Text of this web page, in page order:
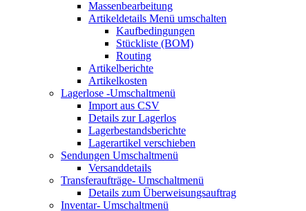
Massenbearbeitung
Artikeldetails Menü umschalten
Kaufbedingungen
Stückliste (BOM)
Routing
Artikelberichte
Artikelkosten
Lagerlose -Umschaltmenü
Import aus CSV
Details zur Lagerlos
Lagerbestandsberichte
Lagerartikel verschieben
Sendungen Umschaltmenü
Versanddetails
Transferaufträge- Umschaltmenü
Details zum Überweisungsauftrag
Inventar- Umschaltmenü